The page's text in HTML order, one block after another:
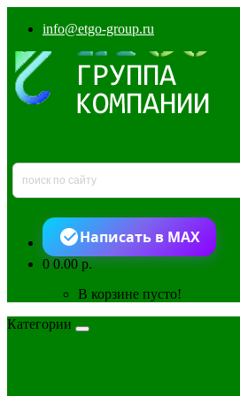
info@etgo-group.ru
Написать в MAX
00.00 р.
В корзине пусто!
Категории